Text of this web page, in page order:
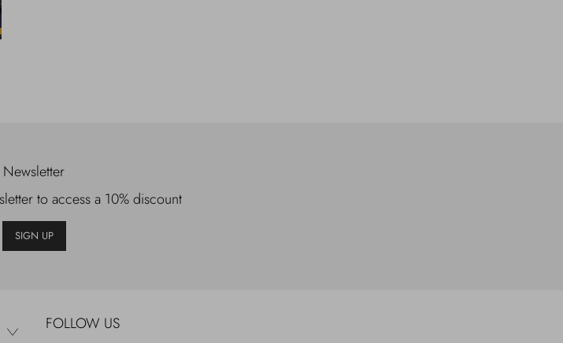
Newsletter
to access a 10% discount
SIGN UP
FOLLOW US